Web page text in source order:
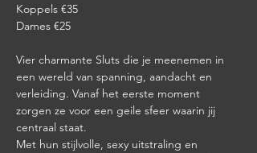
Koppels €35
Dames €25
Vier charmante Sluts die je meenemen in
een wereld van spanning, aandacht en
verleiding. Vanaf het eerste moment
zorgen ze voor een geile sfeer waarin jij
centraal staat.
Met hun stijlvolle, sexy uitstraling en